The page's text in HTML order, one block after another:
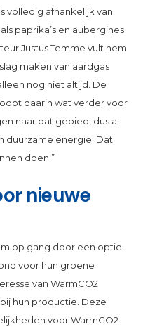
volledig afhankelijk van
paprika’s en aubergines
Justus Temme vult hem
maken van aardgas
nog niet altijd. De
daarin wat verder voor
naar dat gebied, dus al
duurzame energie. Dat
doen.”
nieuwe
op gang door een optie
voor hun groene
van WarmCO2
hun productie. Deze
voor WarmCO2.